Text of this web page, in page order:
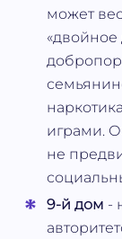
может
играми.
не
9-й дом -